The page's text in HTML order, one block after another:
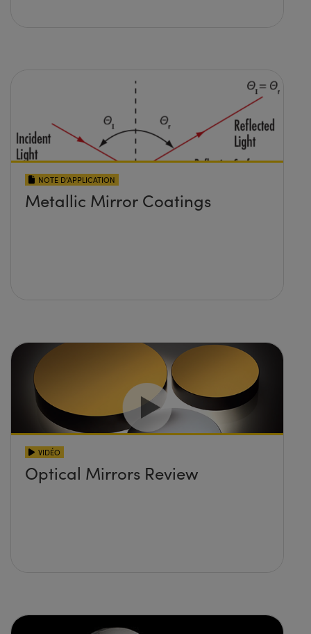
NOTE D’APPLICATION
Metallic Mirror Coatings
VIDÉO
Optical Mirrors Review